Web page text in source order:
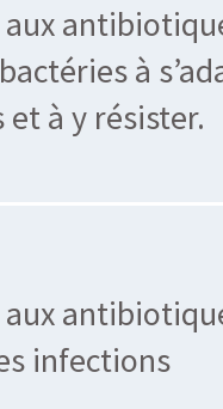
aux
à
à y résister.
aux
infections